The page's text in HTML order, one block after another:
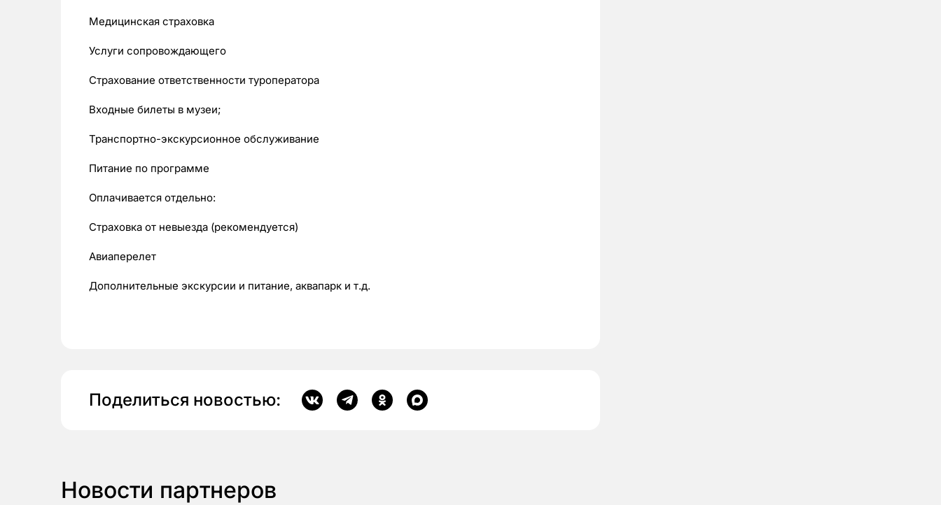
Медицинская страховка
Услуги сопровождающего
Страхование ответственности туроператора
Входные билеты в музеи;
Транспортно-экскурсионное обслуживание
Питание по программе
Оплачивается отдельно:
Страховка от невыезда (рекомендуется)
Авиаперелет
Дополнительные экскурсии и питание, аквапарк и т.д.
Поделиться новостью:
Новости партнеров